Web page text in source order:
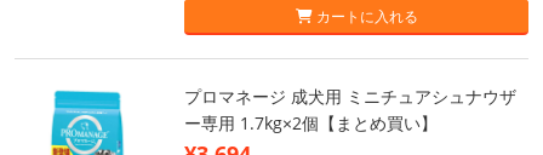
カートに入れる
プロマネージ 成犬用 ミニチュアシュナウザ
ー専用 1.7kg×2個【まとめ買い】